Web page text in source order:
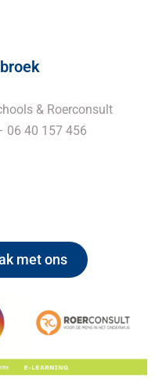
& Roerconsult
06 40 157 456
met ons